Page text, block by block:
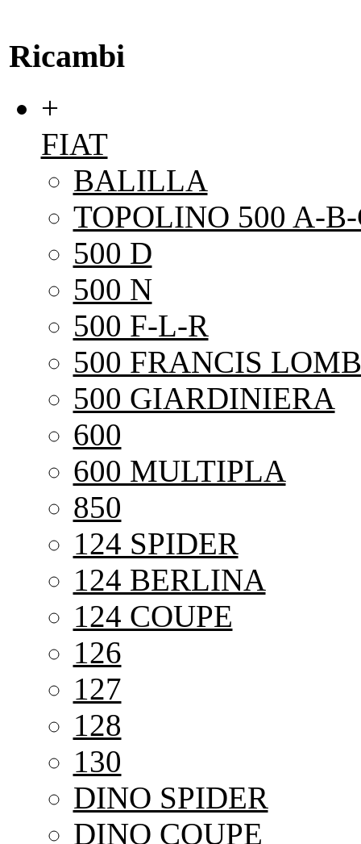
Ricambi
+
FIAT
BALILLA
TOPOLINO 500 A-
500 D
500 N
500 F-L-R
500 FRANCIS
500 GIARDINIERA
600
600 MULTIPLA
850
124 SPIDER
124 BERLINA
124 COUPE
126
127
128
130
DINO SPIDER
DINO COUPE